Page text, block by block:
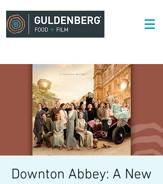
Downton Abbey: A New